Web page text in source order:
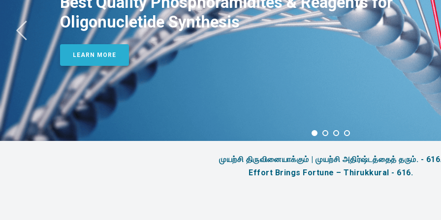
Oligonucletide Synthesis
LEARN MORE
முயற்சி திருவினையாக்கும் | முயற்சி அதிர்ஷ்டத்தைத் தரும். -
Effort Brings Fortune – Thirukkural - 616.